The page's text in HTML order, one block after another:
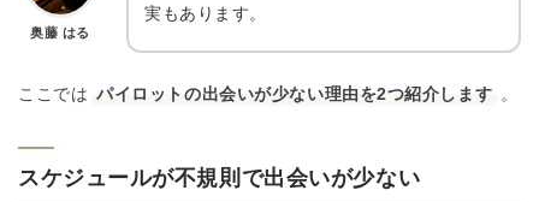
奥藤 はる
実もあります。
ここでは パイロットの出会いが少ない理由を2つ紹介します 。
スケジュールが不規則で出会いが少ない